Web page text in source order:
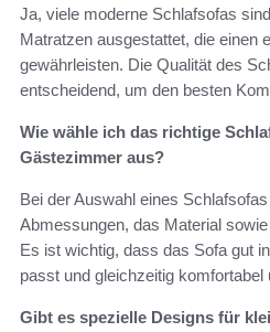
Ja, viele moderne Schlafsofas
Matratzen ausgestattet, die einen
gewährleisten. Die Qualität des
entscheidend, um den besten
Wie wähle ich das richtige
Gästezimmer aus?
Bei der Auswahl eines
Abmessungen, das Material
Es ist wichtig, dass das Sofa gut
passt und gleichzeitig komfortabel
Gibt es spezielle Designs für